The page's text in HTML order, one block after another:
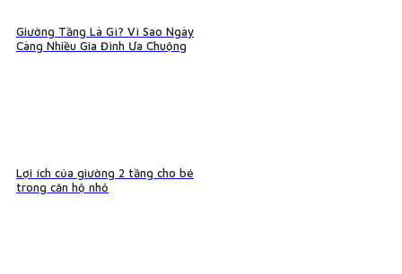
Giường Tầng Là Gì? Vì Sao Ngày
Càng Nhiều Gia Đình Ưa Chuộng
Lợi ích của giường 2 tầng cho bé
trong căn hộ nhỏ